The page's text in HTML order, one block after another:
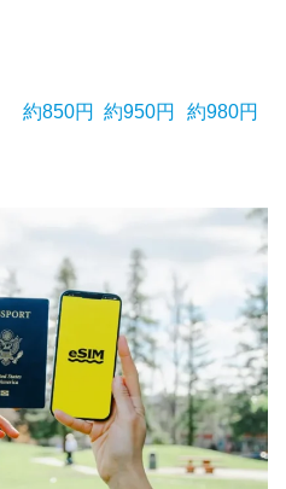
約850円 約950円 約980円